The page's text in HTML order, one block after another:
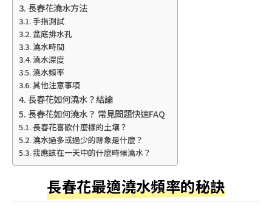
長春花澆水方法
手指測試
盆底排水孔
澆水時間
澆水深度
澆水頻率
其他注意事項
長春花如何澆水？結論
長春花如何澆水？ 常見問題快速FAQ
長春花喜歡什麼樣的土壤？
澆水過多或過少的跡象是什麼？
我應該在一天中的什麼時候澆水？
長春花最適澆水頻率的秘訣